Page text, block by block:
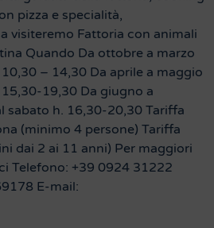
pizza e specialità,
visiteremo Fattoria con animali
Quando Da ottobre a marzo
– 14,30 Da aprile a maggio
19,30 Da giugno a
sabato h. 16,30-20,30 Tariffa
(minimo 4 persone) Tariffa
dai 2 ai 11 anni) Per maggiori
Telefono: +39 0924 31222
E-mail: